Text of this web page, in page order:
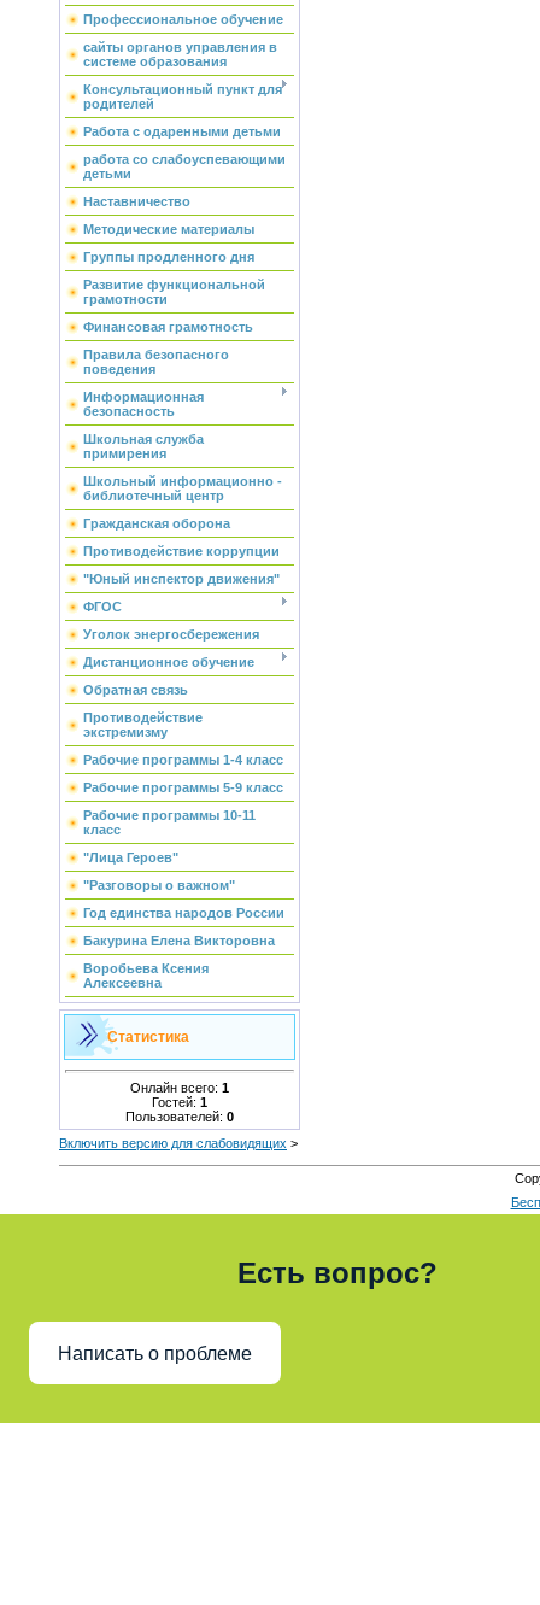
Профессиональное обучение
сайты органов управления в
системе образования
Консультационный пункт для
родителей
Работа с одаренными детьми
работа со слабоуспевающими
детьми
Наставничество
Методические материалы
Группы продленного дня
Развитие функциональной
грамотности
Финансовая грамотность
Правила безопасного
поведения
Информационная
безопасность
Школьная служба
примирения
Школьный информационно -
библиотечный центр
Гражданская оборона
Противодействие коррупции
"Юный инспектор движения"
ФГОС
Уголок энергосбережения
Дистанционное обучение
Обратная связь
Противодействие
экстремизму
Рабочие программы 1-4 класс
Рабочие программы 5-9 класс
Рабочие программы 10-11
класс
"Лица Героев"
"Разговоры о важном"
Год единства народов России
Бакурина Елена Викторовна
Воробьева Ксения
Алексеевна
Статистика
Онлайн всего: 1
Гостей: 1
Пользователей: 0
Включить версию для слабовидящих >
Есть вопрос?
Написать о проблеме